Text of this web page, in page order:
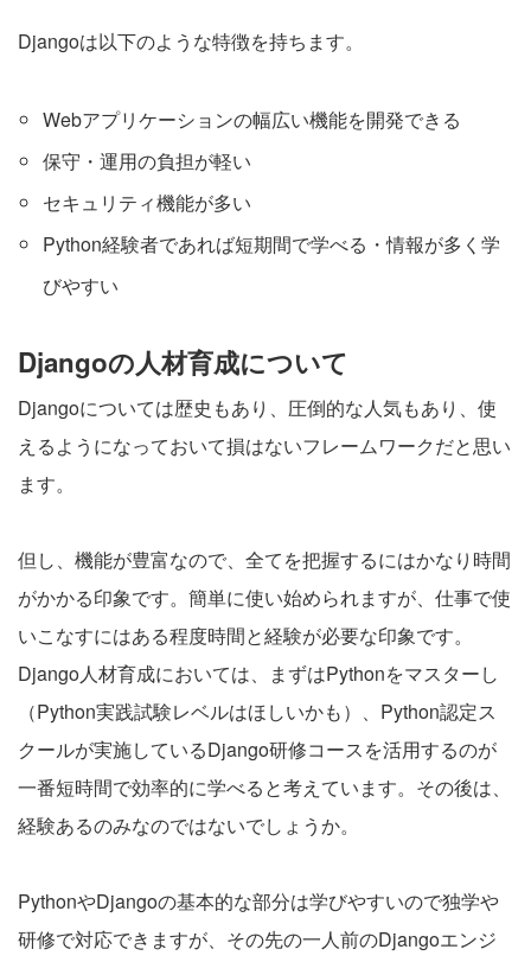
Djangoは以下のような特徴を持ちます。
Webアプリケーションの幅広い機能を開発できる
保守・運用の負担が軽い
セキュリティ機能が多い
Python経験者であれば短期間で学べる・情報が多く学
びやすい
Djangoの人材育成について
Djangoについては歴史もあり、圧倒的な人気もあり、使
えるようになっておいて損はないフレームワークだと思い
ます。
但し、機能が豊富なので、全てを把握するにはかなり時間
がかかる印象です。簡単に使い始められますが、仕事で使
いこなすにはある程度時間と経験が必要な印象です。
Django人材育成においては、まずはPythonをマスターし
（Python実践試験レベルはほしいかも）、Python認定ス
クールが実施しているDjango研修コースを活用するのが
一番短時間で効率的に学べると考えています。その後は、
経験あるのみなのではないでしょうか。
PythonやDjangoの基本的な部分は学びやすいので独学や
研修で対応できますが、その先の一人前のDjangoエンジ